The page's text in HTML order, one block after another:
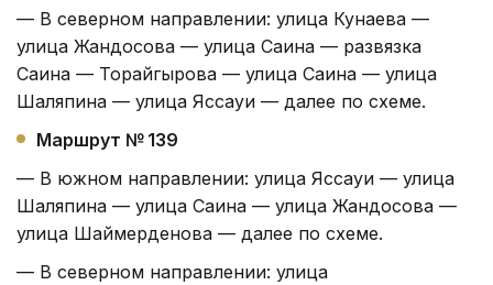
— В северном направлении: улица Кунаева —
улица Жандосова — улица Саина — развязка
Саина — Торайгырова — улица Саина — улица
Шаляпина — улица Яссауи — далее по схеме.
Маршрут № 139
— В южном направлении: улица Яссауи — улица
Шаляпина — улица Саина — улица Жандосова —
улица Шаймерденова — далее по схеме.
— В северном направлении: улица